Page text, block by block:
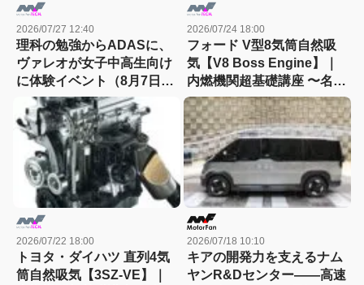
2026/07/27 12:40
理科の勉強からADASに、
ヴァレオが女子中高生向け
に体験イベント（8月7日締
切）
2026/07/24 18:00
フォード V型8気筒自然吸
気【V8 Boss Engine】｜
内燃機関超基礎講座 〜名作
エンジン図鑑
2026/07/22 18:00
トヨタ・ダイハツ 直列4気
筒自然吸気【3SZ-VE】｜
2026/07/18 10:10
キアの開発力を支えるナム
ヤンR&Dセンター――高速